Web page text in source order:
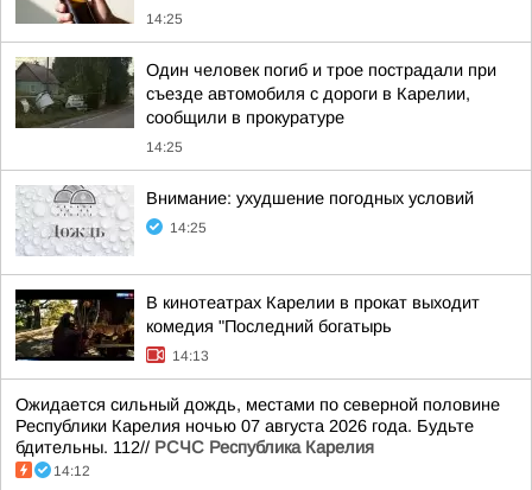
14:25
Один человек погиб и трое пострадали при
съезде автомобиля с дороги в Карелии,
сообщили в прокуратуре
14:25
Внимание: ухудшение погодных условий
14:25
В кинотеатрах Карелии в прокат выходит
комедия "Последний богатырь
14:13
Ожидается сильный дождь, местами по северной половине
Республики Карелия ночью 07 августа 2026 года. Будьте
бдительны. 112// РСЧС Республика Карелия
14:12